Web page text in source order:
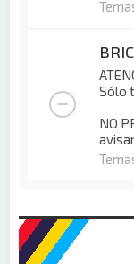
Sólo
NO